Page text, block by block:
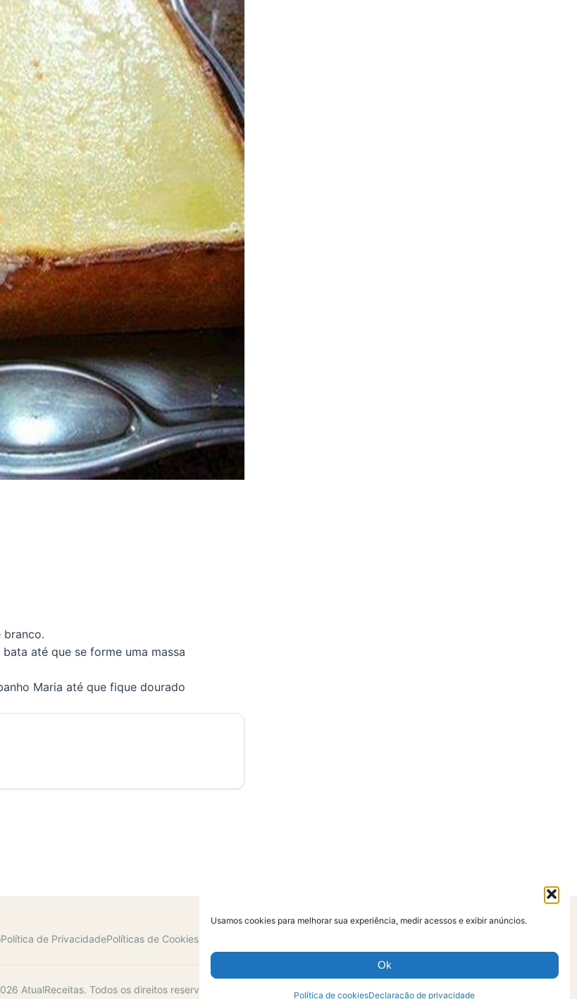
Usamos cookies para melhorar sua experiência, medir acessos e exibir anúncios.
Ok
Política de cookiesDeclaração de privacidade
branco.
até que se forme uma massa
Maria até que fique dourado
Política de PrivacidadePolíticas de CookiesTermos de Uso
AtualReceitas. Todos os direitos reservados.